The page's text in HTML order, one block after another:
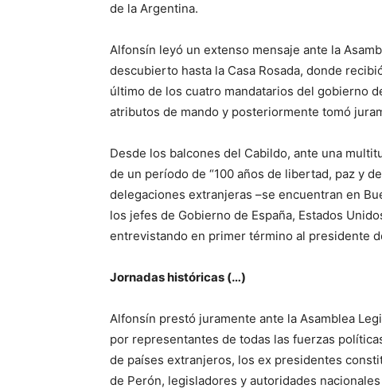
de la Argentina.
Alfonsín leyó un extenso mensaje ante la
descubierto hasta la Casa Rosada, donde
último de los cuatro mandatarios del gobierno
atributos de mando y posteriormente tomó
Desde los balcones del Cabildo, ante una
de un período de “100 años de libertad, paz y
delegaciones extranjeras –se encuentran en
los jefes de Gobierno de España, Estados
entrevistando en primer término al presidente
Jornadas históricas (…)
Alfonsín prestó juramente ante la Asamblea
por representantes de todas las fuerzas
de países extranjeros, los ex presidentes
de Perón, legisladores y autoridades